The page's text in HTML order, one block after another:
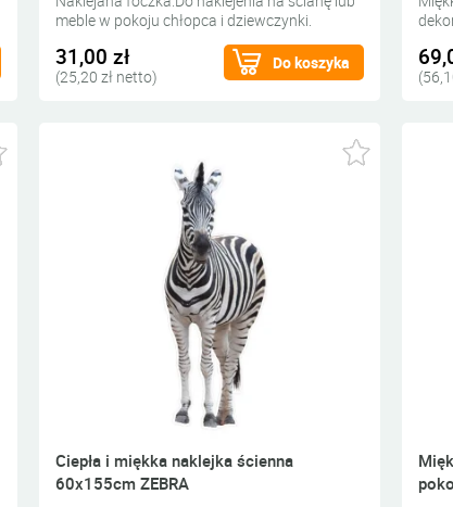
meble w pokoju chłopca i dziewczynki.
31,00 zł
(25,20 zł netto)
Do koszyka
Ciepła i miękka naklejka ścienna
60x155cm ZEBRA